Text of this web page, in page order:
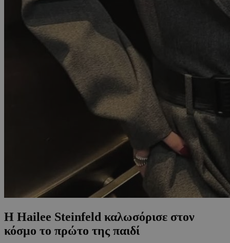
Η Hailee Steinfeld καλωσόρισε στον
κόσμο το πρώτο της παιδί